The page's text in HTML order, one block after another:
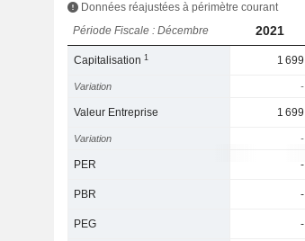
Données réajustées à périmètre courant
Période Fiscale : Décembre
2021
Capitalisation1 1 699
Variation -
Valeur Entreprise 1 699
Variation -
PER -
PBR -
PEG -